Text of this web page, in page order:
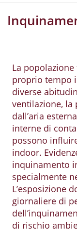
La
proprio tempo
diverse
ventilazione, la
dall’aria
interne di
possono
indoor.
inquinamento
specialmente
L’esposizione
giornaliere di
di rischio